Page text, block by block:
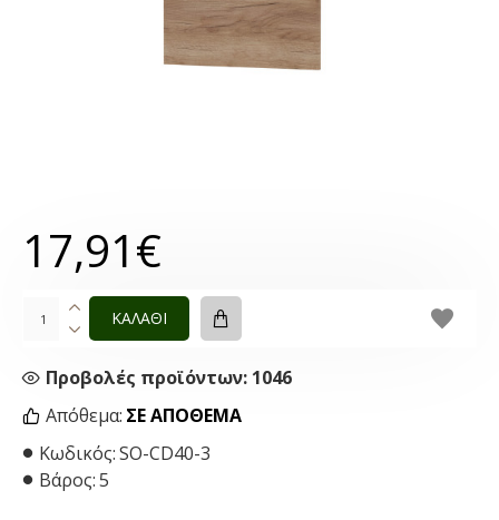
Απόθεμα: ΣΕ ΑΠΌΘΕΜΑ
Κωδικός:SO-CD40-3
Βάρος:5
Προβολές προϊόντων: 1046
17,91€
ΚΑΛΑΘΙ